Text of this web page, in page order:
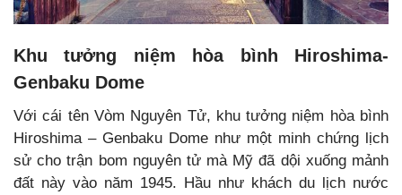
Khu tưởng niệm hòa bình Hiroshima-
Genbaku Dome
Với cái tên Vòm Nguyên Tử, khu tưởng niệm hòa bình
Hiroshima – Genbaku Dome như một minh chứng lịch
sử cho trận bom nguyên tử mà Mỹ đã dội xuống mảnh
đất này vào năm 1945. Hầu như khách du lịch nước